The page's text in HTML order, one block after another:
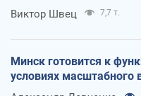
Виктор Швец 7,7 т.
Минск готовится к
условиях масштабного